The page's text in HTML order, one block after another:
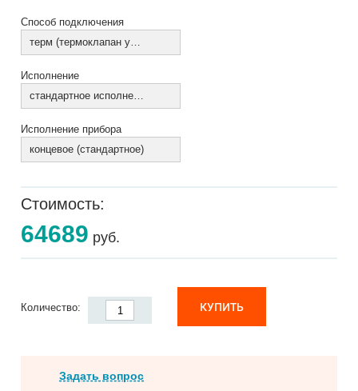
Способ подключения
терм (термоклапан установлен)
Исполнение
стандартное исполнение
Исполнение прибора
концевое (стандартное)
Стоимость:
64689 руб.
Количество: КУПИТЬ
Задать вопрос